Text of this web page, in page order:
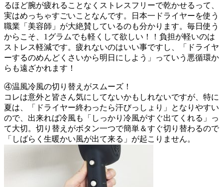
るほど腕が疲れることなくストレスフリーで乾かせるって、
実はめっちゃすごいことなんです。日本一ドライヤーを使う
職業「美容師」が大絶賛しているのも分かります。毎日使う
からこそ、1グラムでも軽くして欲しい！！負担が軽いのは
ストレス軽減です。疲れないのはいい事ですし、「ドライヤ
ーするのめんどくさいから明日にしよう」っていう悪循環か
らも遠ざかれます！
④温風冷風の切り替えがスムーズ！
コレは意外と皆さん気にしてないかもしれないですが、特に
夏は、「ドライヤー終わったら汗びっしょり」となりやすい
ので、出来れば冷風も「しっかり冷風がすぐ出てくれる」っ
て大切。切り替えがボタン一つで簡単＆すぐ切り替わるので
「しばらく生暖かい風が出て来る」が起こりません。